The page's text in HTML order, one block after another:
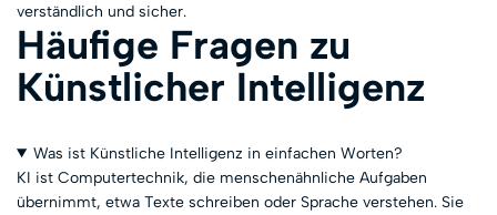
verständlich und sicher.
Häufige Fragen zu
Künstlicher Intelligenz
Was ist Künstliche Intelligenz in einfachen Worten?
KI ist Computertechnik, die menschenähnliche Aufgaben
übernimmt, etwa Texte schreiben oder Sprache verstehen. Sie